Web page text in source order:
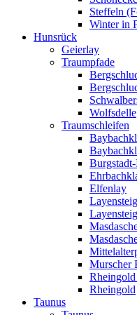
Steffeln
Winter in
Hunsrück
Geierlay
Traumpfade
Wolfsdelle
Traumschleifen
Elfenlay
Murscher
Rheingold
Taunus